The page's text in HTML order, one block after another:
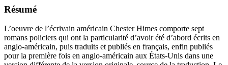
Résumé
L’oeuvre de l’écrivain américain Chester Himes comporte sept
romans policiers qui ont la particularité d’avoir été d’abord écrits en
anglo-américain, puis traduits et publiés en français, enfin publiés
pour la première fois en anglo-américain aux États-Unis dans une